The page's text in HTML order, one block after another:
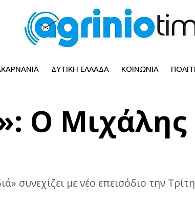
ΔΥΤΙΚΉ ΕΛΛΆΔΑ ΚΟΙΝΩΝΊΑ
Ο Μιχάλης
συνεχίζει με νέο επεισόδιο την